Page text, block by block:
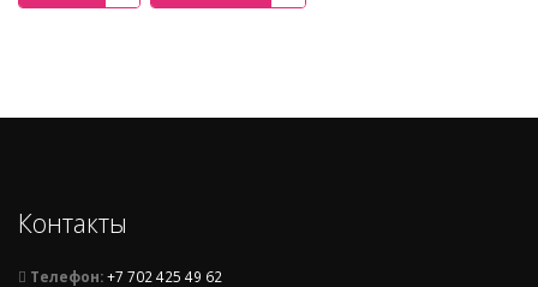
Контакты
Телефон:+7 702 425 49 62